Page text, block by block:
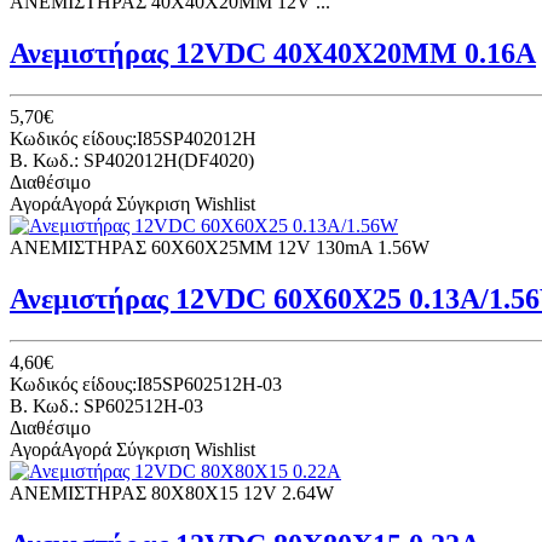
Ανεμιστήρας 12VDC 40X40X20MM 0.16A
5,70€
Κωδικός είδους:I85SP402012H
B. Κωδ.: SP402012H(DF4020)
Διαθέσιμο
ΑγοράΑγορά Σύγκριση Wishlist
ΑΝΕΜΙΣΤΗΡΑΣ 60Χ60Χ25ΜΜ 12V 130mΑ 1.56W
Ανεμιστήρας 12VDC 60Χ60Χ25 0.13A/
4,60€
Κωδικός είδους:I85SP602512H-03
B. Κωδ.: SP602512H-03
Διαθέσιμο
ΑγοράΑγορά Σύγκριση Wishlist
ΑΝΕΜΙΣΤΗΡΑΣ 80Χ80Χ15 12V 2.64W